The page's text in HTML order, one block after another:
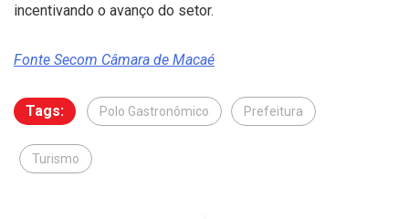
incentivando o avanço do setor.
Fonte Secom Câmara de Macaé
Tags: Polo Gastronômico Prefeitura
Turismo